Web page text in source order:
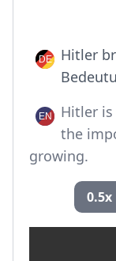
Hitler
Hitler
the
growing.
0.5x